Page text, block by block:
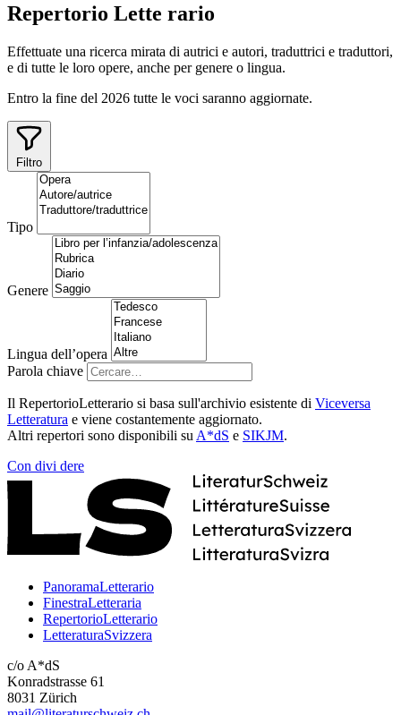
Repertorio Lette rario
Effettuate una ricerca mirata di autrici e autori, traduttrici e traduttori,
e di tutte le loro opere, anche per genere o lingua.
Entro la fine del 2026 tutte le voci saranno aggiornate.
Filtro
Tipo
Genere
Lingua dell’opera
Parola chiave
Il RepertorioLetterario si basa sull'archivio esistente di Viceversa
Letteratura e viene costantemente aggiornato.
Altri repertori sono disponibili su A*dS e SIKJM.
Con divi dere
PanoramaLetterario
FinestraLetteraria
RepertorioLetterario
LetteraturaSvizzera
c/o A*dS
Konradstrasse 61
8031 Zürich